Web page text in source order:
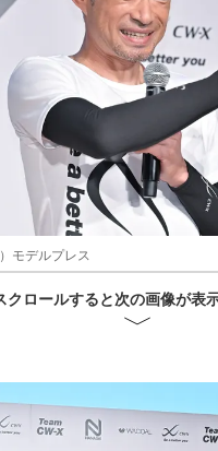
モデルプレス
クロールすると次の画像が表